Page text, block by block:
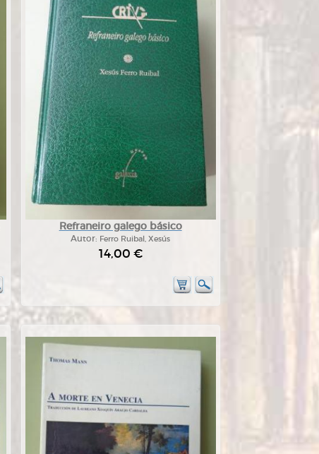
Refraneiro galego básico
Autor: Ferro Ruibal, Xesús
14,00 €